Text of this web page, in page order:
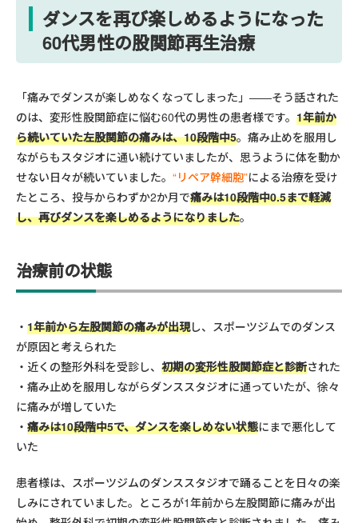
ダンスを再び楽しめるようになった
60代男性の股関節再生治療
「痛みでダンスが楽しめなくなってしまった」——そう話された
のは、変形性股関節症に悩む60代の男性の患者様です。 1年前か
ら続いていた左股関節の痛みは、10段階中5。痛み止めを服用し
ながらもスタジオに通い続けていましたが、思うように体を動か
せない日々が続いていました。 “リペア幹細胞”による治療を受け
たところ、投与からわずか2か月で痛みは10段階中0.5まで軽減
し、再びダンスを楽しめるようになりました。
治療前の状態
1年前から左股関節の痛みが出現し、スポーツジムでのダンス
が原因と考えられた
近くの整形外科を受診し、 初期の変形性股関節症と診断された
痛み止めを服用しながらダンススタジオに通っていたが、徐々
に痛みが増していた
痛みは10段階中5で、ダンスを楽しめない状態にまで悪化して
いた
患者様は、スポーツジムのダンススタジオで踊ることを日々の楽
しみにされていました。ところが1年前から左股関節に痛みが出